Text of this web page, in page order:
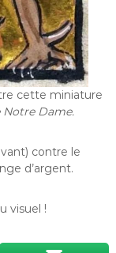
cette miniature
Notre Dame.
contre le
d’argent.
visuel !